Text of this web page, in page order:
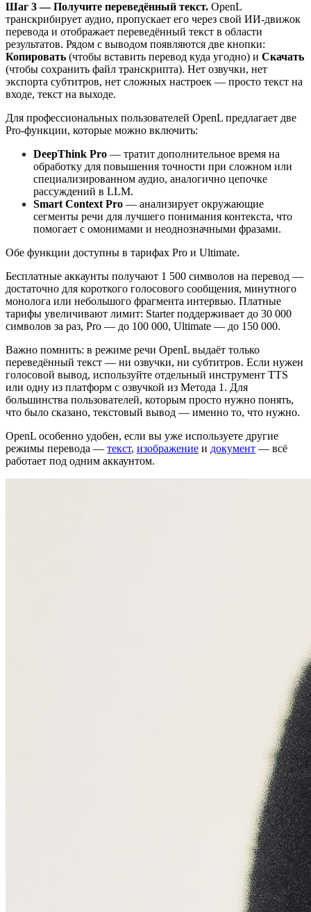
Шаг 3 — Получите переведённый текст. OpenL
транскрибирует аудио, пропускает его через свой ИИ-движок
перевода и отображает переведённый текст в области
результатов. Рядом с выводом появляются две кнопки:
Копировать (чтобы вставить перевод куда угодно) и Скачать
(чтобы сохранить файл транскрипта). Нет озвучки, нет
экспорта субтитров, нет сложных настроек — просто текст на
входе, текст на выходе.
Для профессиональных пользователей OpenL предлагает две
Pro-функции, которые можно включить:
DeepThink Pro — тратит дополнительное время на
обработку для повышения точности при сложном или
специализированном аудио, аналогично цепочке
рассуждений в LLM.
Smart Context Pro — анализирует окружающие
сегменты речи для лучшего понимания контекста, что
помогает с омонимами и неоднозначными фразами.
Обе функции доступны в тарифах Pro и Ultimate.
Бесплатные аккаунты получают 1 500 символов на перевод —
достаточно для короткого голосового сообщения, минутного
монолога или небольшого фрагмента интервью. Платные
тарифы увеличивают лимит: Starter поддерживает до 30 000
символов за раз, Pro — до 100 000, Ultimate — до 150 000.
Важно помнить: в режиме речи OpenL выдаёт только
переведённый текст — ни озвучки, ни субтитров. Если нужен
голосовой вывод, используйте отдельный инструмент TTS
или одну из платформ с озвучкой из Методa 1. Для
большинства пользователей, которым просто нужно понять,
что было сказано, текстовый вывод — именно то, что нужно.
OpenL особенно удобен, если вы уже используете другие
режимы перевода — текст, изображение и документ — всё
работает под одним аккаунтом.